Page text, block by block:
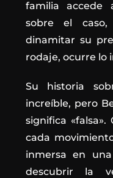
familia accede
sobre el
dinamitar su
rodaje, ocurre lo
Su historia
increíble, pero
significa
cada
inmersa en
descubrir la